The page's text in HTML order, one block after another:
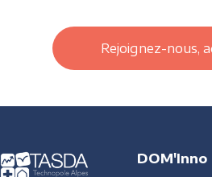
Rejoignez-nous,
DOM'Inno